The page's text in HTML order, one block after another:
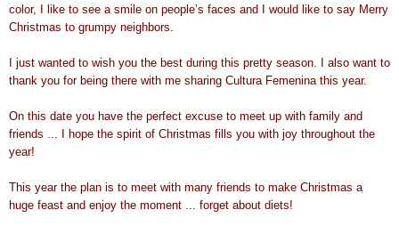
color, I like to see a smile on people’s faces and I would like to say Merry
Christmas to grumpy neighbors.
I just wanted to wish you the best during this pretty season. I also want to
thank you for being there with me sharing Cultura Femenina this year.
On this date you have the perfect excuse to meet up with family and
friends ... I hope the spirit of Christmas fills you with joy throughout the
year!
This year the plan is to meet with many friends to make Christmas a
huge feast and enjoy the moment ... forget about diets!